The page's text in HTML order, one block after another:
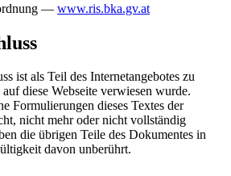
— www.ris.bka.gv.at
ist als Teil des Internetangebotes zu
diese Webseite verwiesen wurde.
Formulierungen dieses Textes der
nicht mehr oder nicht vollständig
die übrigen Teile des Dokumentes in
davon unberührt.